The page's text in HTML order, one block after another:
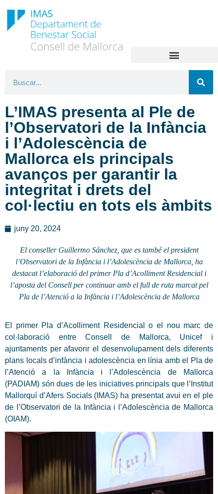
L’IMAS presenta al Ple de
l’Observatori de la Infància
i l’Adolescència de
Mallorca els principals
avanços per garantir la
integritat i drets del
col·lectiu en tots els àmbits
juny 20, 2024
El conseller Guillermo Sánchez, que es també el president
l’Observatori de la Infància i l’Adolescència de Mallorca, ha
destacat l’elaboració del primer Pla d’Acolliment Residencial i
l’aposta del Consell per continuar amb el full de ruta marcat pel
Pla de l’Atenció a la Infància i l’Adolescència de Mallorca
El primer Pla d’Acolliment Residencial o el nou marc de
col·laboració entre Consell de Mallorca, Unicef i
ajuntaments per afavorir el desenvolupament dels diferents
plans locals d’infància i adolescència en línia amb el Pla de
l’Atenció a la Infància i l’Adolescència de Mallorca
(PADIAM) són dues de les iniciatives principals que l’Institut
Mallorquí d’Afers Socials (IMAS) ha presentat avui en el ple
de l’Observatori de la Infància i l’Adolescència de Mallorca
(OIAM).